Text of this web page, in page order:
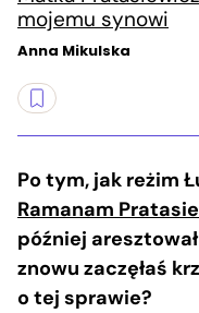
mojemu synowi
Anna Mikulska
Po tym, jak reżim
Ramanam
później
znowu zaczęłaś
o tej sprawie?